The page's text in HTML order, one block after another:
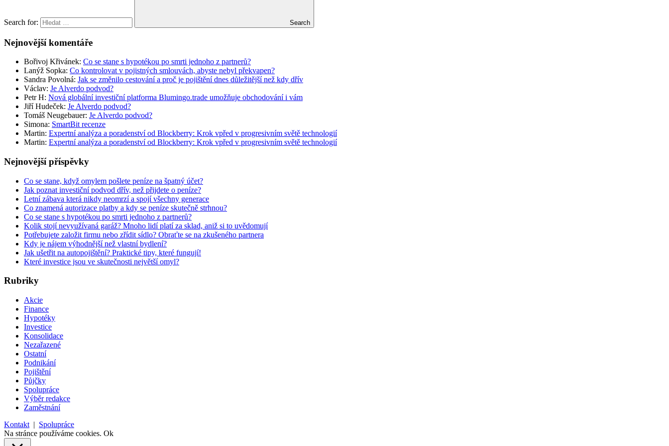
Search for: Search
Nejnovější komentáře
Bořivoj Křivánek: Co se stane s hypotékou po smrti jednoho z partnerů?
Lanýž Sopka: Co kontrolovat v pojistných smlouvách, abyste nebyl překvapen?
Sandra Povolná: Jak se změnilo cestování a proč je pojištění dnes důležitější než kdy dřív
Václav: Je Alverdo podvod?
Petr H: Nová globální investiční platforma Blumingo.trade umožňuje obchodování i vám
Jiří Hudeček: Je Alverdo podvod?
Tomáš Neugebauer: Je Alverdo podvod?
Simona: SmartBit recenze
Martin: Expertní analýza a poradenství od Blockberry: Krok vpřed v progresivním světě technologií
Martin: Expertní analýza a poradenství od Blockberry: Krok vpřed v progresivním světě technologií
Nejnovější příspěvky
Co se stane, když omylem pošlete peníze na špatný účet?
Jak poznat investiční podvod dřív, než přijdete o peníze?
Letní zábava která nikdy neomrzí a spojí všechny generace
Co znamená autorizace platby a kdy se peníze skutečně strhnou?
Co se stane s hypotékou po smrti jednoho z partnerů?
Kolik stojí nevyužívaná garáž? Mnoho lidí platí za sklad, aniž si to uvědomují
Potřebujete založit firmu nebo zřídit sídlo? Obraťte se na zkušeného partnera
Kdy je nájem výhodnější než vlastní bydlení?
Jak ušetřit na autopojištění? Praktické tipy, které fungují!
Které investice jsou ve skutečnosti největší omyl?
Rubriky
Akcie
Finance
Hypotéky
Investice
Konsolidace
Nezařazené
Ostatní
Podnikání
Pojištění
Půjčky
Spolupráce
Výběr redakce
Zaměstnání
Kontakt | Spolupráce
Na stránce používáme cookies. Ok